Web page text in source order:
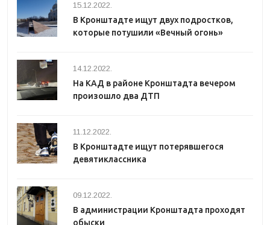
15.12.2022.
В Кронштадте ищут двух подростков,
которые потушили «Вечный огонь»
14.12.2022.
На КАД в районе Кронштадта вечером
произошло два ДТП
11.12.2022.
В Кронштадте ищут потерявшегося
девятиклассника
09.12.2022.
В администрации Кронштадта проходят
обыски